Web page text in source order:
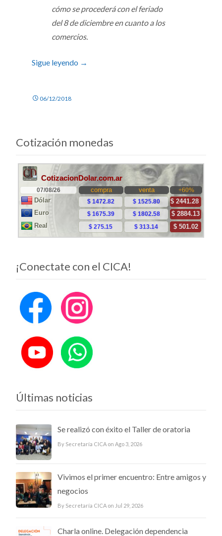
cómo se procederá con el feriado
del 8 de diciembre en cuanto a los
comercios.
Sigue leyendo →
06/12/2018
Cotización monedas
¡Conectate con el CICA!
Últimas noticias
Se realizó con éxito el Taller de oratoria
By Secretaría CICA on Ago 3, 2026
Vivimos el primer encuentro: Entre amigos y
negocios
By Secretaría CICA on Jul 29, 2026
Charla online. Delegación dependencia